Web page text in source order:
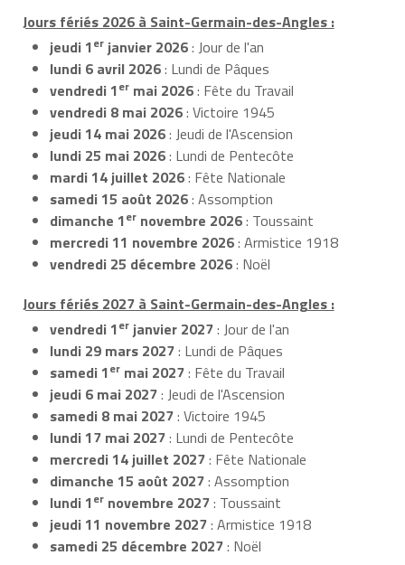
Jours fériés 2026 à Saint-Germain-des-Angles :
jeudi 1er janvier 2026: Jour de l'an
lundi 6 avril 2026: Lundi de Pâques
vendredi 1er mai 2026: Fête du Travail
vendredi 8 mai 2026: Victoire 1945
jeudi 14 mai 2026: Jeudi de l'Ascension
lundi 25 mai 2026: Lundi de Pentecôte
mardi 14 juillet 2026: Fête Nationale
samedi 15 août 2026: Assomption
dimanche 1er novembre 2026: Toussaint
mercredi 11 novembre 2026: Armistice 1918
vendredi 25 décembre 2026: Noël
Jours fériés 2027 à Saint-Germain-des-Angles :
vendredi 1er janvier 2027: Jour de l'an
lundi 29 mars 2027: Lundi de Pâques
samedi 1er mai 2027: Fête du Travail
jeudi 6 mai 2027: Jeudi de l'Ascension
samedi 8 mai 2027: Victoire 1945
lundi 17 mai 2027: Lundi de Pentecôte
mercredi 14 juillet 2027: Fête Nationale
dimanche 15 août 2027: Assomption
lundi 1er novembre 2027: Toussaint
jeudi 11 novembre 2027: Armistice 1918
samedi 25 décembre 2027: Noël